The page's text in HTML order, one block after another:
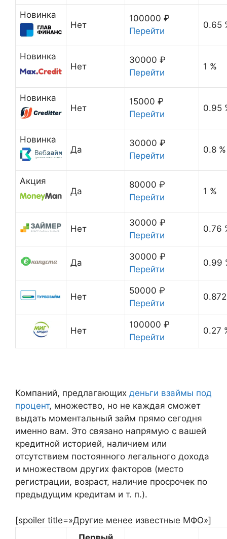
Новинка
Нет
100000 ₽
Перейти
0.65
Новинка
Нет
30000 ₽
Перейти
1 %
Новинка
Нет
15000 ₽
Перейти
0.95
Новинка
Да
30000 ₽
Перейти
0.8 %
Акция
Да
80000 ₽
Перейти
1 %
Нет
30000 ₽
Перейти
0.76
Да
30000 ₽
Перейти
0.99
Нет
50000 ₽
Перейти
Нет
100000 ₽
Перейти
0.27
Компаний, предлагающих деньги взаймы под
процент, множество, но не каждая сможет
выдать моментальный займ прямо сегодня
именно вам. Это связано напрямую с вашей
кредитной историей, наличием или
отсутствием постоянного легального дохода
и множеством других факторов (место
регистрации, возраст, наличие просрочек по
предыдущим кредитам и т. п.).
[spoiler title=»Другие менее известные МФО»]